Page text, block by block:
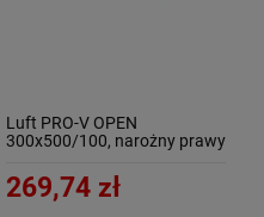
Luft PRO-V OPEN
300x500/100, narożny prawy
269,74 zł